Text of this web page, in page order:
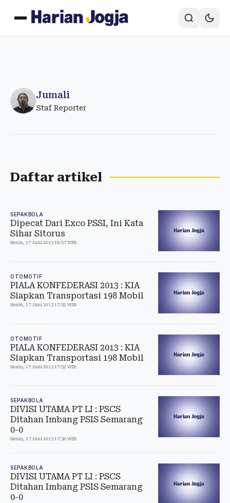
Jumali
Staf Reporter
Daftar artikel
SEPAKBOLA
Dipecat Dari Exco PSSI, Ini Kata
Sihar Sitorus
Senin, 17 Juni 2013 18:57 WIB
OTOMOTIF
PIALA KONFEDERASI 2013 : KIA
Siapkan Transportasi 198 Mobil
Senin, 17 Juni 2013 17:52 WIB
OTOMOTIF
PIALA KONFEDERASI 2013 : KIA
Siapkan Transportasi 198 Mobil
Senin, 17 Juni 2013 17:52 WIB
SEPAKBOLA
DIVISI UTAMA PT LI : PSCS
Ditahan Imbang PSIS Semarang
0-0
Senin, 17 Juni 2013 17:38 WIB
SEPAKBOLA
DIVISI UTAMA PT LI : PSCS
Ditahan Imbang PSIS Semarang
0-0